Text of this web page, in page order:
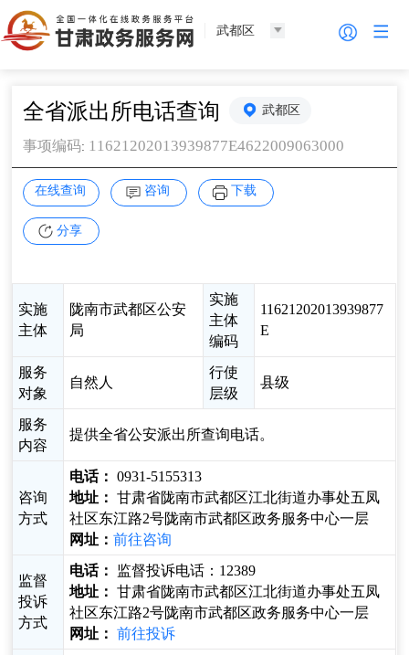
武都区
全省派出所电话查询 武都区
事项编码: 11621202013939877E4622009063000
在线查询 咨询 下载
分享
实施
主体
陇南市武都区公安
局
实施
主体
编码
11621202013939877
E
服务
对象
自然人
行使
层级
县级
服务
内容
提供全省公安派出所查询电话。
咨询
方式
电话： 0931-5155313
地址： 甘肃省陇南市武都区江北街道办事处五凤
社区东江路2号陇南市武都区政务服务中心一层
网址：前往咨询
监督
投诉
方式
电话：
监督投诉电话：12389
地址： 甘肃省陇南市武都区江北街道办事处五凤
社区东江路2号陇南市武都区政务服务中心一层
网址：
前往投诉